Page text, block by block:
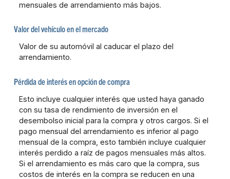
mensuales de arrendamiento más bajos.
Valor del vehículo en el mercado
Valor de su automóvil al caducar el plazo del
arrendamiento.
Pérdida de interés en opción de compra
Esto incluye cualquier interés que usted haya ganado
con su tasa de rendimiento de inversión en el
desembolso inicial para la compra y otros cargos. Si el
pago mensual del arrendamiento es inferior al pago
mensual de la compra, esto también incluye cualquier
interés perdido a raíz de pagos mensuales más altos.
Si el arrendamiento es más caro que la compra, sus
costos de interés en la compra se reducen en una